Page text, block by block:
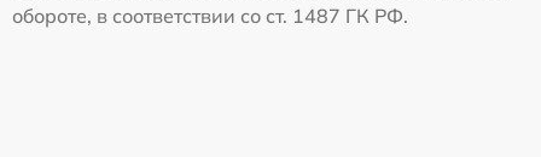
обороте, в соответствии со ст. 1487 ГК РФ.